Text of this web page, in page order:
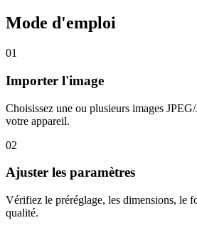
Mode d'emploi
01
Importer l'image
Choisissez une ou plusieurs images
votre appareil.
02
Ajuster les paramètres
Vérifiez le préréglage, les dimensions, le
qualité.